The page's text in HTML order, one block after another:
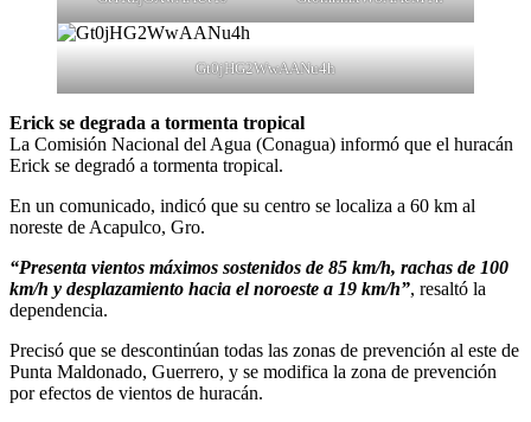
Gt0jHG2WwAANu4h
Erick se degrada a tormenta tropical
La Comisión Nacional del Agua (Conagua) informó que el huracán
Erick se degradó a tormenta tropical.
En un comunicado, indicó que su centro se localiza a 60 km al
noreste de Acapulco, Gro.
“Presenta vientos máximos sostenidos de 85 km/h, rachas de 100
km/h y desplazamiento hacia el noroeste a 19 km/h”, resaltó la
dependencia.
Precisó que se descontinúan todas las zonas de prevención al este de
Punta Maldonado, Guerrero, y se modifica la zona de prevención
por efectos de vientos de huracán.